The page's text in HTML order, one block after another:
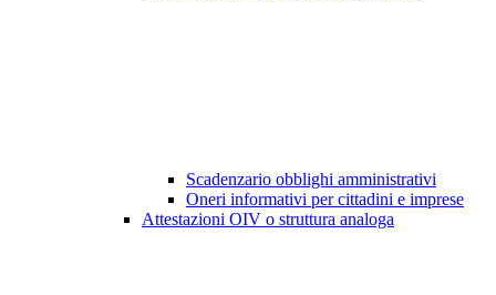
Scadenzario obblighi amministrativi
Oneri informativi per cittadini e imprese
Attestazioni OIV o struttura analoga